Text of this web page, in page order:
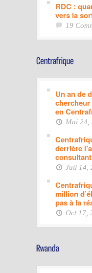
RDC :
vers la
19
Un an de
en
Mai 24,
derrière
Juil 14,
million
pas à la
Oct 17,